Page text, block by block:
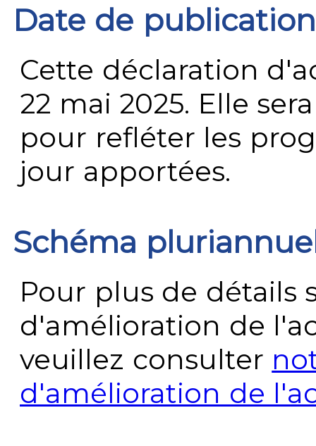
Date de publication
Cette déclaration
22 mai 2025. Elle
pour refléter les
jour apportées.
Schéma
Pour plus de détails
d'amélioration de
veuillez consulter
d'amélioration de